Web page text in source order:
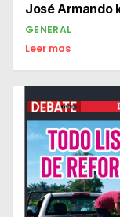
José Armando
GENERAL
Leer mas